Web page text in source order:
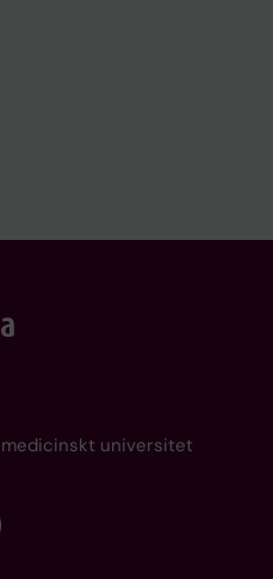
universitet